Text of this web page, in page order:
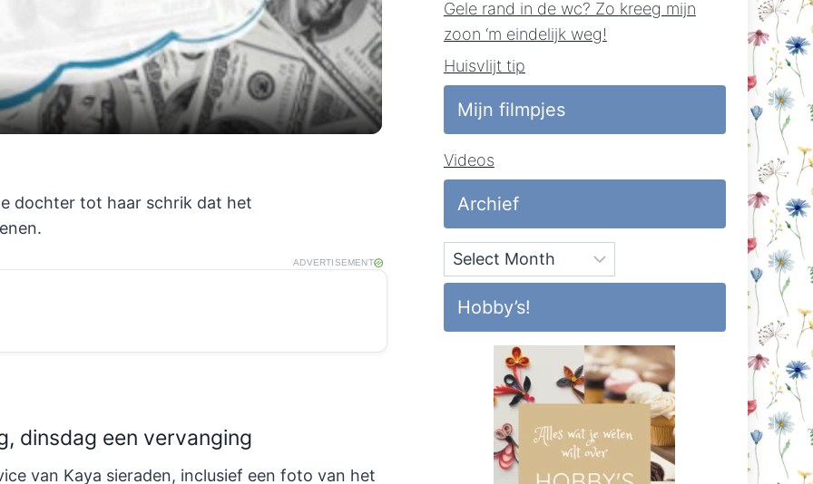
dochter tot haar schrik dat het
ADVERTISEMENT
dinsdag een vervanging
van Kaya sieraden, inclusief een foto van het
Gele rand in de wc? Zo kreeg mijn
zoon ‘m eindelijk weg!
Huisvlijt tip
Mijn filmpjes
Videos
Archief
Archief
Hobby’s!